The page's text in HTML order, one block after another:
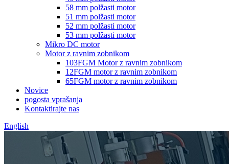
58 mm polžasti motor
51 mm polžasti motor
52 mm polžasti motor
53 mm polžasti motor
Mikro DC motor
Motor z ravnim zobnikom
103FGM Motor z ravnim zobnikom
12FGM motor z ravnim zobnikom
65FGM motor z ravnim zobnikom
Novice
pogosta vprašanja
Kontaktirajte nas
English